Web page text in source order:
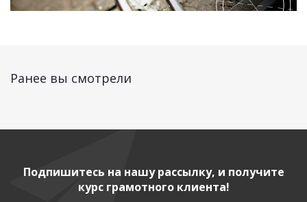
Ранее вы смотрели
Подпишитесь на нашу рассылку, и получите
курс грамотного клиента!